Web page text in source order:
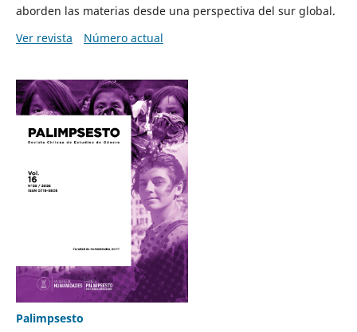
aborden las materias desde una perspectiva del sur global.
Ver revista
Número actual
Palimpsesto